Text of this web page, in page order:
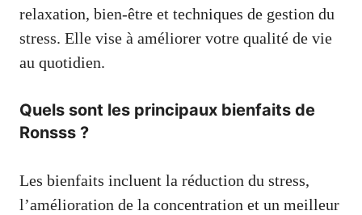
relaxation, bien-être et techniques de gestion du
stress. Elle vise à améliorer votre qualité de vie
au quotidien.
Quels sont les principaux bienfaits de
Ronsss ?
Les bienfaits incluent la réduction du stress,
l’amélioration de la concentration et un meilleur